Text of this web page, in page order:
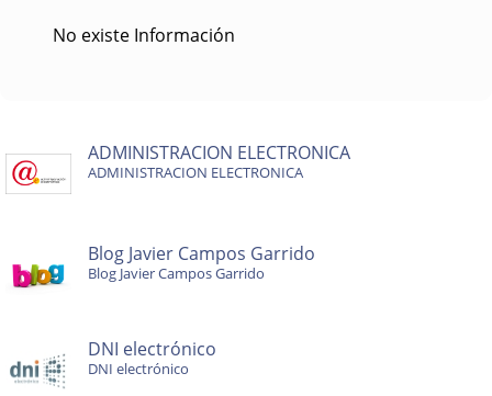
No existe Información
ADMINISTRACION ELECTRONICA
ADMINISTRACION ELECTRONICA
Blog Javier Campos Garrido
Blog Javier Campos Garrido
DNI electrónico
DNI electrónico